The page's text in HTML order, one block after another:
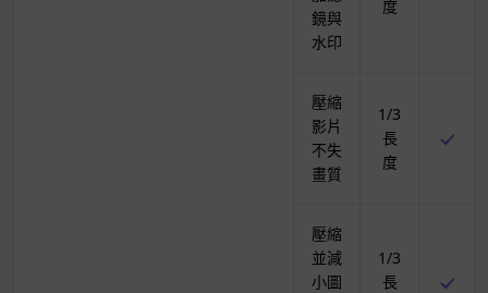
鏡與
水印
度
壓縮
影片
不失
畫質
1/3
長
度
壓縮
並減
小圖
1/3
長